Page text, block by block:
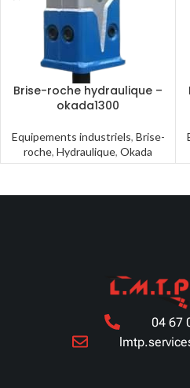
Brise-roche hydraulique –
okada1300
Equipements industriels, Brise-
roche, Hydraulique, Okada
04 67